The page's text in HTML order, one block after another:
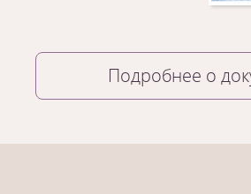
Подробнее о